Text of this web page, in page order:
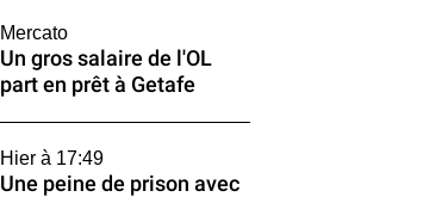
Mercato
Un gros salaire de l'OL
part en prêt à Getafe
Hier à 17:49
Une peine de prison avec